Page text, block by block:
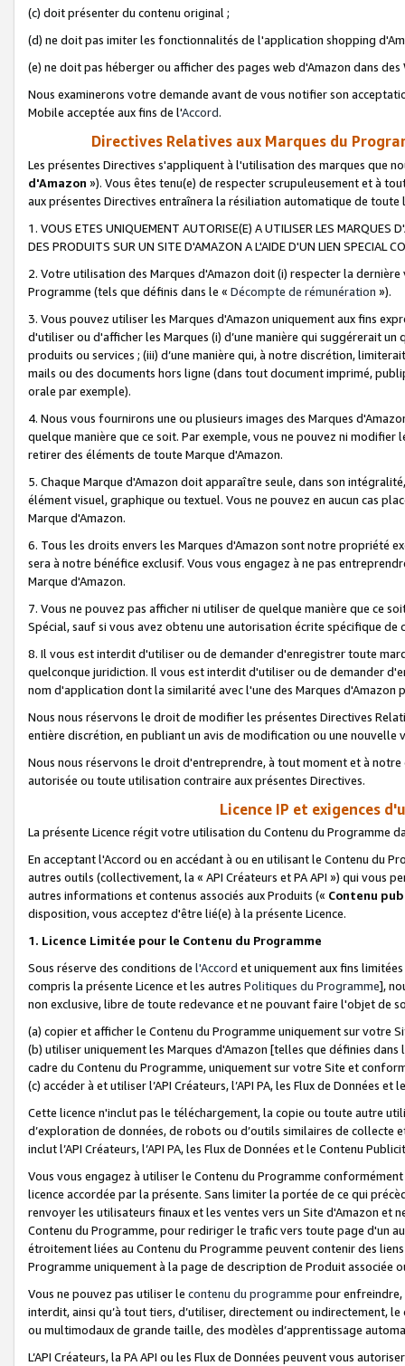
(c) doit présenter du contenu original ;
(d) ne doit pas imiter les fonctionnalités de l'application shopping
(e) ne doit pas héberger ou afficher des pages web d'Amazon dans
Nous examinerons votre demande avant de vous notifier son
Mobile acceptée aux fins de l'Accord.
Directives Relatives aux Marques du
Les présentes Directives s'appliquent à l'utilisation des marques que
d'Amazon »). Vous êtes tenu(e) de respecter scrupuleusement et à
aux présentes Directives entraînera la résiliation automatique de
1. VOUS ETES UNIQUEMENT AUTORISE(E) A UTILISER LES MARQUES
DES PRODUITS SUR UN SITE D'AMAZON A L'AIDE D'UN LIEN SPECIAL
2. Votre utilisation des Marques d'Amazon doit (i) respecter la
Programme (tels que définis dans le « Décompte de rémunération »).
3. Vous pouvez utiliser les Marques d'Amazon uniquement aux fins
d'utiliser ou d'afficher les Marques (i) d’une manière qui suggérerait
produits ou services ; (iii) d’une manière qui, à notre discrétion,
mails ou des documents hors ligne (dans tout document imprimé,
orale par exemple).
4. Nous vous fournirons une ou plusieurs images des Marques
quelque manière que ce soit. Par exemple, vous ne pouvez ni
retirer des éléments de toute Marque d'Amazon.
5. Chaque Marque d'Amazon doit apparaître seule, dans son
élément visuel, graphique ou textuel. Vous ne pouvez en aucun cas
Marque d'Amazon.
6. Tous les droits envers les Marques d'Amazon sont notre propriété
sera à notre bénéfice exclusif. Vous vous engagez à ne pas
Marque d'Amazon.
7. Vous ne pouvez pas afficher ni utiliser de quelque manière que ce
Spécial, sauf si vous avez obtenu une autorisation écrite spécifique de
8. Il vous est interdit d'utiliser ou de demander d'enregistrer toute
quelconque juridiction. Il vous est interdit d'utiliser ou de demander
nom d'application dont la similarité avec l'une des Marques
Nous nous réservons le droit de modifier les présentes Directives
entière discrétion, en publiant un avis de modification ou une nouvelle
Nous nous réservons le droit d'entreprendre, à tout moment et à
autorisée ou toute utilisation contraire aux présentes Directives.
Licence IP et exigences
La présente Licence régit votre utilisation du Contenu du Programme
En acceptant l'Accord ou en accédant à ou en utilisant le Contenu du
autres outils (collectivement, la « API Créateurs et PA API ») qui vous
autres informations et contenus associés aux Produits (« Contenu
disposition, vous acceptez d'être lié(e) à la présente Licence.
1. Licence Limitée pour le Contenu du Programme
Sous réserve des conditions de l'Accord et uniquement aux fins
compris la présente Licence et les autres Politiques du Programme],
non exclusive, libre de toute redevance et ne pouvant faire l'objet de
(a) copier et afficher le Contenu du Programme uniquement sur votre
(b) utiliser uniquement les Marques d'Amazon [telles que définies dans
cadre du Contenu du Programme, uniquement sur votre Site et
(c) accéder à et utiliser l’API Créateurs, l’API PA, les Flux de Données
Cette licence n'inclut pas le téléchargement, la copie ou toute autre
d’exploration de données, de robots ou d’outils similaires de
inclut l’API Créateurs, l’API PA, les Flux de Données et le Contenu
Vous vous engagez à utiliser le Contenu du Programme
licence accordée par la présente. Sans limiter la portée de ce qui
renvoyer les utilisateurs finaux et les ventes vers un Site d'Amazon et
Contenu du Programme, pour rediriger le trafic vers toute page d'un
étroitement liées au Contenu du Programme peuvent contenir des
Programme uniquement à la page de description de Produit associée
Vous ne pouvez pas utiliser le contenu du programme pour
interdit, ainsi qu’à tout tiers, d’utiliser, directement ou indirectement,
ou multimodaux de grande taille, des modèles d’apprentissage
L’API Créateurs, la PA API ou les Flux de Données peuvent vous